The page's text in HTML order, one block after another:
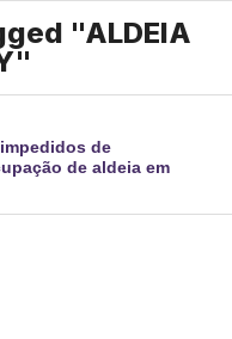
"ALDEIA
de
de aldeia em